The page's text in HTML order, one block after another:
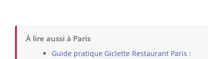
À lire aussi à Paris
Guide pratique Giclette Restaurant Paris :